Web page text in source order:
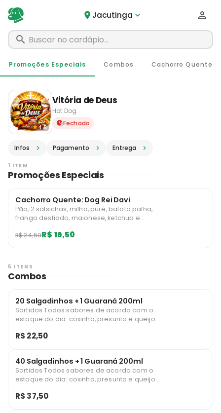
Jacutinga
4.5
Vitória de Deus
Hot Dog
Delivery em Jacutinga -
Fechado
Infos Pagamento Entrega
Promoções Especiais Combos Cachorro Quente
1 ITEM
Promoções Especiais
Cachorro Quente: Dog Rei Davi
Pão, 2 salsichas, milho, purê, batata palha,
frango desfiado, maionese, ketchup e
usuário.
R$ 24,50R$ 16,50
5 ITENS
Combos
20 Salgadinhos + 1 Guaraná 200ml
Sortidos Todos sabores de acordo com o
estoque do dia: coxinha, presunto e queijo,
pastel de presunto e queijo, bolinhas de
R$ 22,50
40 Salgadinhos + 1 Guaraná 200ml
Sortidos Todos sabores de acordo com o
estoque do dia: coxinha, presunto e queijo,
pastel de presunto e queijo, bolinhas de
R$ 37,50